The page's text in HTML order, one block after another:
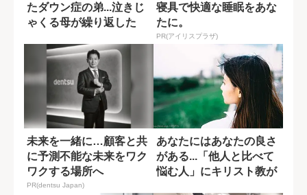
たダウン症の弟...泣きじ
ゃくる母が繰り返した
寝具で快適な睡眠をあな
たに。
PR(アイリスプラザ)
未来を一緒に…顧客と共
に予測不能な未来をワク
ワクする場所へ
PR(dentsu Japan)
あなたにはあなたの良さ
がある...「他人と比べて
悩む人」にキリスト教が